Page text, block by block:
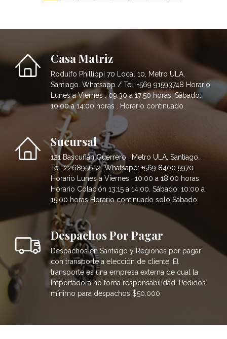
Casa Matriz
Rodulfo Phillippi 70 Local 10, Metro ULA,
Santiago. Whatsapp / Tel: +569 91593748 Horario
Lunes a Viernes : 09:30 a 17:50 horas. Sábado:
10:00 a 14:00 horas . Horario continuado.
Sucursal
121 Bascuñán Guerrero , Metro ULA, Santiago.
Tel: 226895652. Whatsapp: +569 8400 5970
Horario Lunes a Viernes : 10:00 a 18:00 horas.
Horario Colación 13:15 a 14:00. Sábado: 10:00 a
15:00 horas Horario continuado solo Sábado.
Despachos Por Pagar
Despachos en Santiago y Regiones por pagar
con transporte a elección de cliente. El
transporte es una empresa externa de cual la
Importadora no toma responsabilidad. Pedidos
mínimo para despachos $50.000